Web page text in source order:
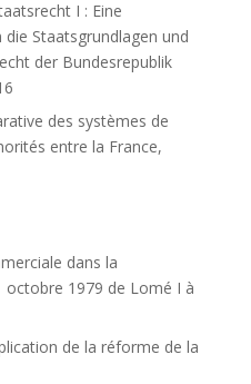
I : Eine
Staatsgrundlagen und
der Bundesrepublik
des systèmes de
entre la France,
dans la
octobre 1979 de Lomé I à
de la réforme de la